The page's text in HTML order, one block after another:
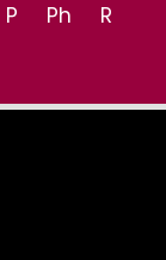
P Ph
R